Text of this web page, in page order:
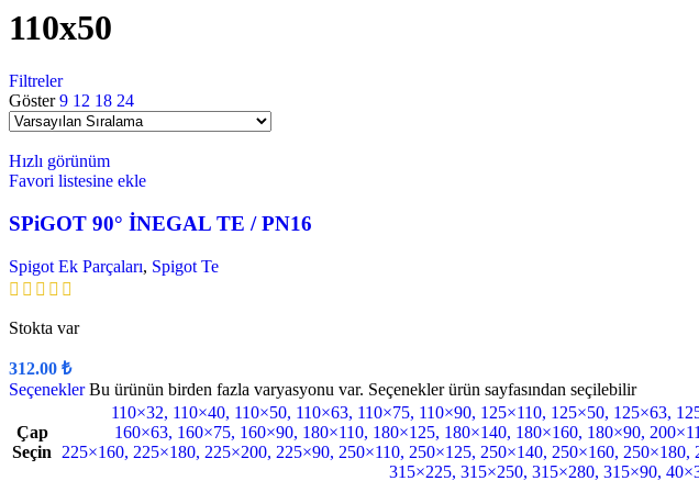
110x50
Filtreler
Göster9 12 18 24
Hızlı görünüm
Favori listesine ekle
SPiGOT 90° İNEGAL TE / PN16
Spigot Ek Parçaları, Spigot Te
Stokta var
312.00 ₺
Seçenekler Bu ürünün birden fazla varyasyonu var. Seçenekler ürün sayfasından seçilebilir
Çap
Seçin
110×32, 110×40, 110×50, 110×63, 110×75, 110×90, 125×110, 125×50, 125×63,
160×63, 160×75, 160×90, 180×110, 180×125, 180×140, 180×160, 180×90,
225×160, 225×180, 225×200, 225×90, 250×110, 250×125, 250×140, 250×160, 250×180,
315×225, 315×250, 315×280, 315×90,